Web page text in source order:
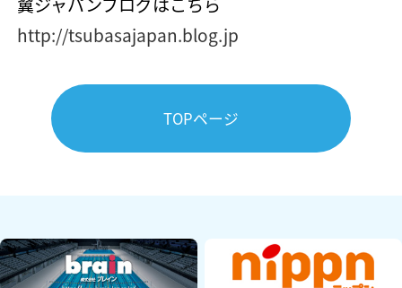
http://tsubasajapan.blog.jp
TOPページ